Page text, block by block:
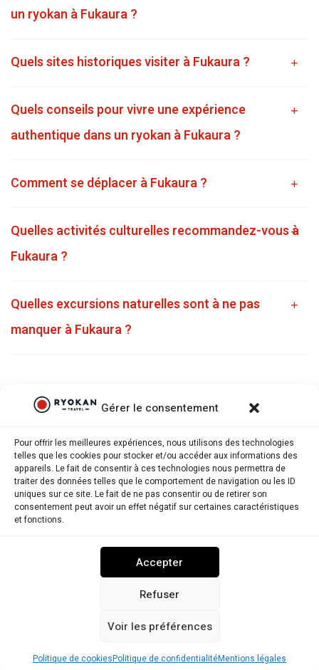
Gérer le consentement
Pour offrir les meilleures expériences, nous utilisons des technologies
telles que les cookies pour stocker et/ou accéder aux informations des
appareils. Le fait de consentir à ces technologies nous permettra de
traiter des données telles que le comportement de navigation ou les ID
uniques sur ce site. Le fait de ne pas consentir ou de retirer son
consentement peut avoir un effet négatif sur certaines caractéristiques
et fonctions.
Accepter
Refuser
Voir les préférences
Politique de cookiesPolitique de confidentialitéMentions légales
un ryokan à Fukaura ?
Quels sites historiques visiter à Fukaura ?
Quels conseils pour vivre une expérience
authentique dans un ryokan à Fukaura ?
Comment se déplacer à Fukaura ?
Quelles activités culturelles recommandez-vous à
Fukaura ?
Quelles excursions naturelles sont à ne pas
manquer à Fukaura ?
Ryokantravel.fr © Copyright 2025. Tous droits réservés.
MENTIONS LÉGALES POLITIQUE DE CONFIDENTIALITÉ
POLITIQUE DE COOKIES (UE) NOUS CONTACTER
RYOKANTRAVEL USA